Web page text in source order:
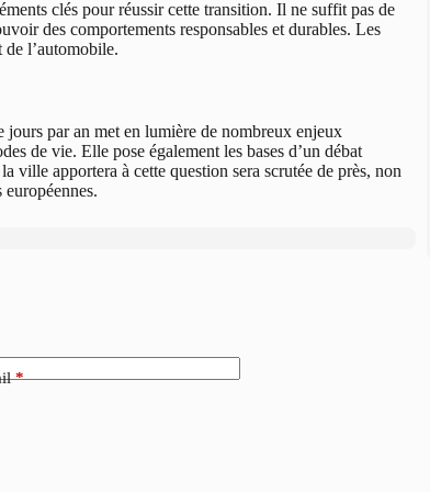
clés pour réussir cette transition. Il ne suffit pas de
des comportements responsables et durables. Les
l’automobile.
par an met en lumière de nombreux enjeux
de vie. Elle pose également les bases d’un débat
ville apportera à cette question sera scrutée de près, non
*